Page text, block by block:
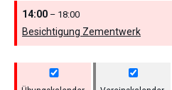
14:00 – 18:00
Besichtigung Zementwerk